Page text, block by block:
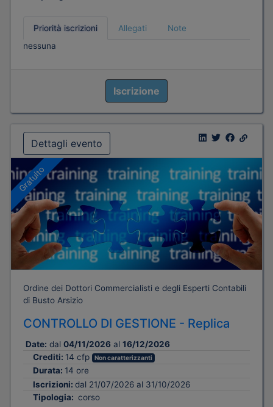
Priorità iscrizioni Allegati
Note
nessuna
Iscrizione
Dettagli evento
Gratuito
Ordine dei Dottori Commercialisti e degli Esperti Contabili
di Busto Arsizio
CONTROLLO DI GESTIONE - Replica
Date: dal 04/11/2026 al 16/12/2026
Crediti: 14 cfp Non caratterizzanti
Durata: 14 ore
Iscrizioni: dal 21/07/2026 al 31/10/2026
Tipologia: corso